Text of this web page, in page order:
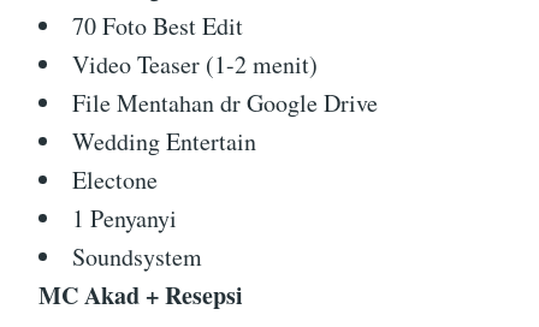
70 Foto Best Edit
Video Teaser (1-2 menit)
File Mentahan dr Google Drive
Wedding Entertain
Electone
1 Penyanyi
Soundsystem
MC Akad + Resepsi